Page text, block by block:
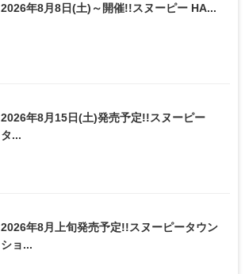
2026年8月8日(土)～開催!!スヌーピー HA...
2026年8月15日(土)発売予定!!スヌーピー
タ...
2026年8月上旬発売予定!!スヌーピータウン
ショ...